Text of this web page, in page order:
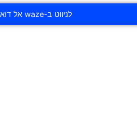
לניווט ב-waze אל דואר ישראל סניף הוד השרון